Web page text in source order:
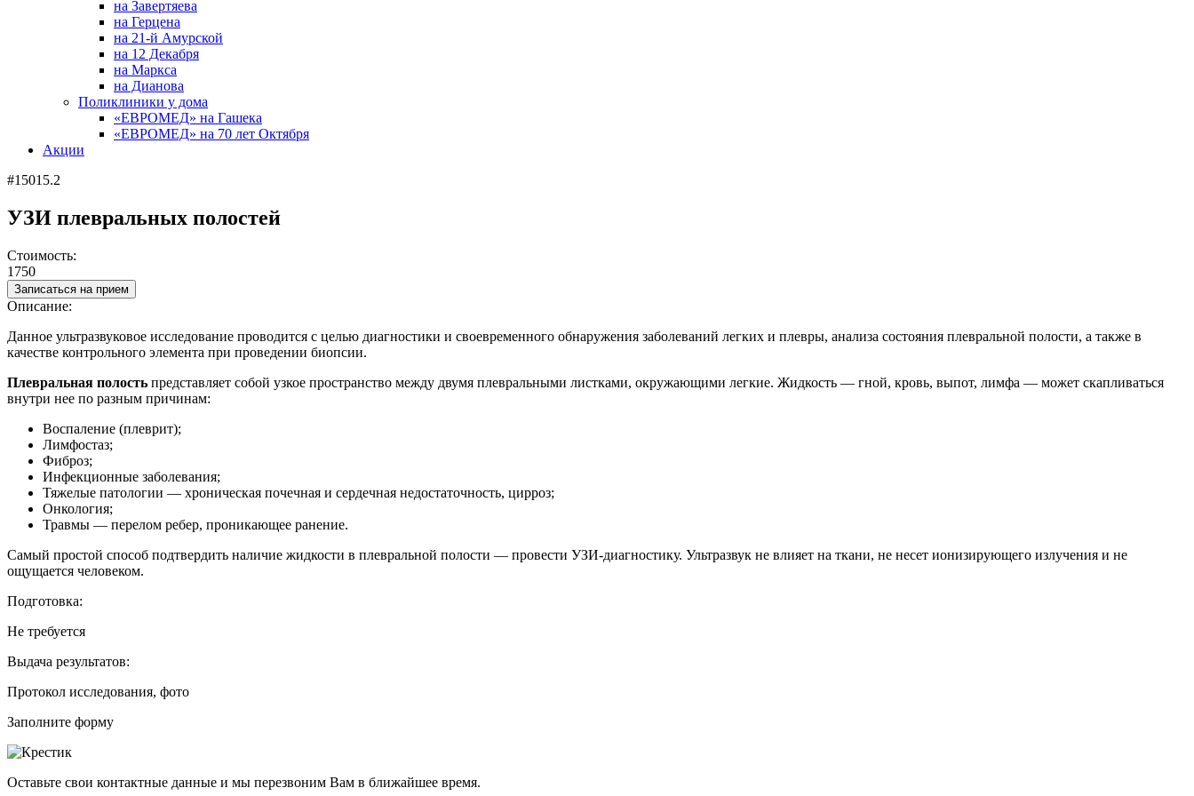
на Завертяева
на Герцена
на 21-й Амурской
на 12 Декабря
на Маркса
на Дианова
Поликлиники у дома
«ЕВРОМЕД» на Гашека
«ЕВРОМЕД» на 70 лет Октября
Акции
#15015.2
УЗИ плевральных полостей
Стоимость:
1750
Записаться на прием
Описание:
Данное ультразвуковое исследование проводится с целью диагностики и своевременного обнаружения заболеваний легких и плевры, анализа состояния плевральной полости, а также в
качестве контрольного элемента при проведении биопсии.
Плевральная полость представляет собой узкое пространство между двумя плевральными листками, окружающими легкие. Жидкость ― гной, кровь, выпот, лимфа ― может скапливаться
внутри нее по разным причинам:
Воспаление (плеврит);
Лимфостаз;
Фиброз;
Инфекционные заболевания;
Тяжелые патологии ― хроническая почечная и сердечная недостаточность, цирроз;
Онкология;
Травмы ― перелом ребер, проникающее ранение.
Самый простой способ подтвердить наличие жидкости в плевральной полости ― провести УЗИ-диагностику. Ультразвук не влияет на ткани, не несет ионизирующего излучения и не
ощущается человеком.
Подготовка:
Не требуется
Выдача результатов:
Протокол исследования, фото
Заполните форму
Оставьте свои контактные данные и мы перезвоним Вам в ближайшее время.